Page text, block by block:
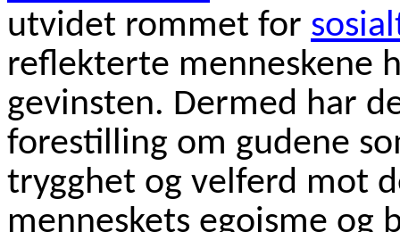
utvidet rommet for
reflekterte menneskene
gevinsten. Dermed har
forestilling om gudene
trygghet og velferd mot
menneskets egoisme